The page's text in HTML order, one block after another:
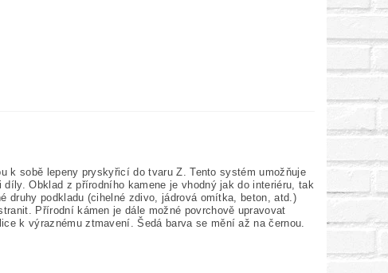
k sobě lepeny pryskyřicí do tvaru Z. Tento systém umožňuje
Obklad z přírodního kamene je vhodný jak do interiéru, tak
druhy podkladu (cihelné zdivo, jádrová omítka, beton, atd.)
Přírodní kámen je dále možné povrchově upravovat
k výraznému ztmavení. Šedá barva se mění až na černou.